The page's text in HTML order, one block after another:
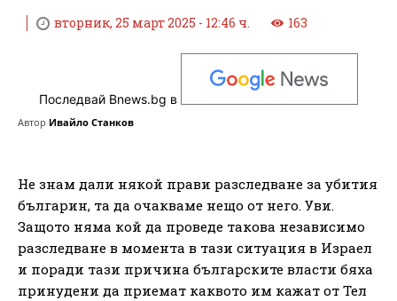
вторник, 25 март 2025 - 12:46 ч. 163
Последвай Bnews.bg в
Автор Ивайло Станков
Не знам дали някой прави разследване за убития
българин, та да очакваме нещо от него. Уви.
Защото няма кой да проведе такова независимо
разследване в момента в тази ситуация в Израел
и поради тази причина българските власти бяха
принудени да приемат каквото им кажат от Тел